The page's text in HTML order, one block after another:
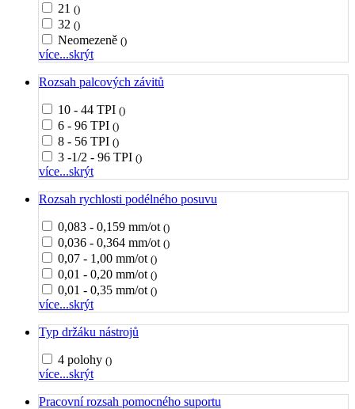
21 ()
32 ()
Neomezeně ()
více...skrýt
Rozsah palcových závitů
10 - 44 TPI ()
6 - 96 TPI ()
8 - 56 TPI ()
3 -1/2 - 96 TPI ()
více...skrýt
Rozsah rychlosti podélného posuvu
0,083 - 0,159 mm/ot ()
0,036 - 0,364 mm/ot ()
0,07 - 1,00 mm/ot ()
0,01 - 0,20 mm/ot ()
0,01 - 0,35 mm/ot ()
více...skrýt
Typ držáku nástrojů
4 polohy ()
více...skrýt
Pracovní rozsah pomocného suportu